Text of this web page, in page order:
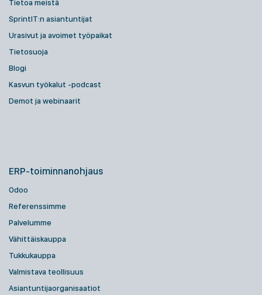
Tietoa meistä
SprintIT:n asiantuntijat
Urasivut ja avoimet työpaikat
Tietosuoja
Blogi
Kasvun työkalut -podcast
Demot ja webinaarit
ERP-toiminnanohjaus
Odoo
Referenssimme
Palvelumme
Vähittäiskauppa
Tukkukauppa
Valmistava teollisuus
Asiantuntijaorganisaatiot